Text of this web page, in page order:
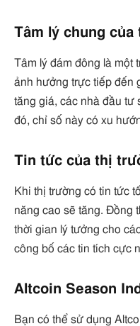
Tâm lý chung
Tâm lý đám đông là một
ảnh hưởng trực tiếp đến
tăng giá, các nhà đầu tư
đó, chỉ số này có xu
Tin tức của thị
Khi thị trường có tin tức
năng cao sẽ tăng. Đồng
thời gian lý tưởng cho
công bố các tin tích cực
Altcoin Season
Bạn có thể sử dụng